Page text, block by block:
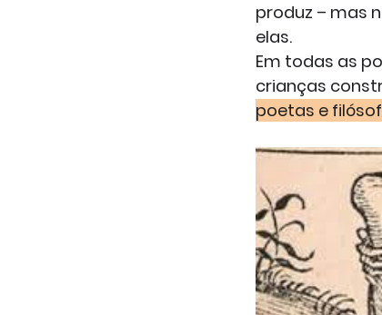
produz – mas
elas.
Em todas as
crianças
poetas e